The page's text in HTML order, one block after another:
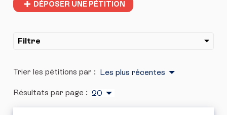
DÉPOSER UNE PÉTITION
Filtre
Trier les pétitions par : Les plus récentes
Résultats par page : 20